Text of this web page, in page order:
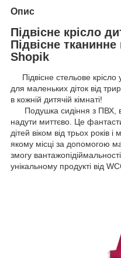
Опис
Підвісне крісло
Підвісне
Shopik
Підвісне стельове
для маленьких діток від
в кожній дитячій кімнаті!
Подушка сидіння з ПВХ,
надути миттєво. Це
дітей віком від трьох років
якому місці за допомогою
змогу
унікальному продукті від